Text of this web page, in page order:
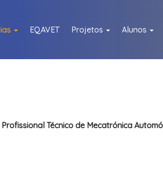
EQAVET Projetos Alunos
Profissional Técnico de Mecatrónica